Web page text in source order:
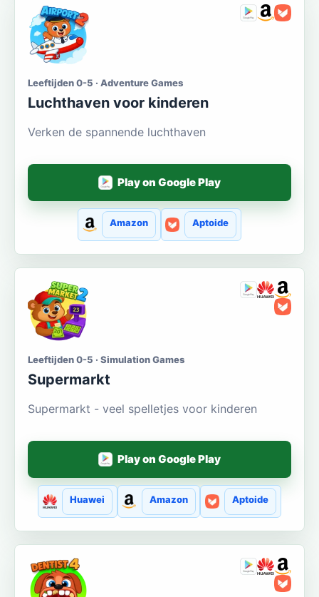
Leeftijden 0-5 · Adventure Games
Luchthaven voor kinderen
Verken de spannende luchthaven
Play on Google Play
Amazon Aptoide
Leeftijden 0-5 · Simulation Games
Supermarkt
Supermarkt - veel spelletjes voor kinderen
Play on Google Play
Huawei Amazon Aptoide